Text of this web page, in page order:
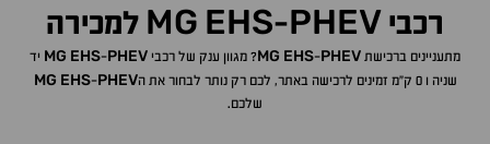
רכבי MG EHS-PHEV למכירה
מתעניינים ברכישת MG EHS-PHEV ? מגוון ענק של רכבי MG EHS-PHEV
יד
שניה ו 0 ק"מ זמינים לרכישה באתר, לכם רק נותר לבחור את ה
MG EHS-PHEV
שלכם.